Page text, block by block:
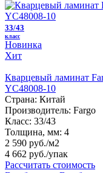
33/43
класс
Новинка
Хит
Кварцевый ламинат
YC48008-10
Страна: Китай
Производитель: Fargo
Класс: 33/43
Толщина, мм: 4
2 590 руб./м2
4 662 руб./упак
Рассчитать стоимость